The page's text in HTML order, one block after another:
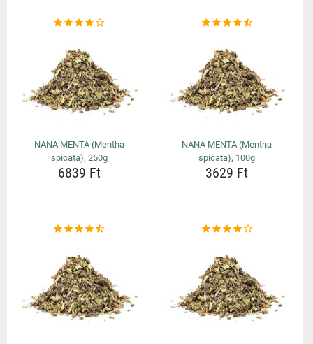
NANA MENTA (Mentha
spicata), 250g
6839 Ft
NANA MENTA (Mentha
spicata), 100g
3629 Ft